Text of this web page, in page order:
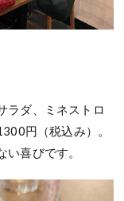
ラダ、ミネストロ
円（税込み）。
喜びです。